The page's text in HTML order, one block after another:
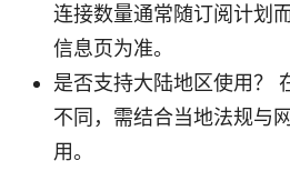
连接数量通常随订阅计划
信息页为准。
是否支持大陆地区使用？
不同，需结合当地法规与
用。